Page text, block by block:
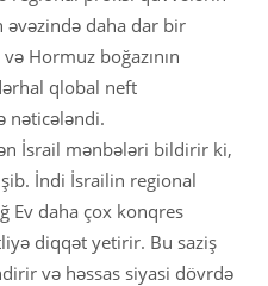
daha dar bir
Hormuz boğazının
qlobal neft
nəticələndi.
İsrail mənbələri bildirir ki,
İndi İsrailin regional
Ev daha çox konqres
diqqət yetirir. Bu saziş
və həssas siyasi dövrdə